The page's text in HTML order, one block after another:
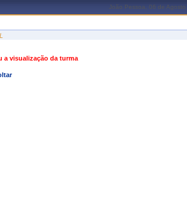
João Pessoa, 06 de
a visualização da turma